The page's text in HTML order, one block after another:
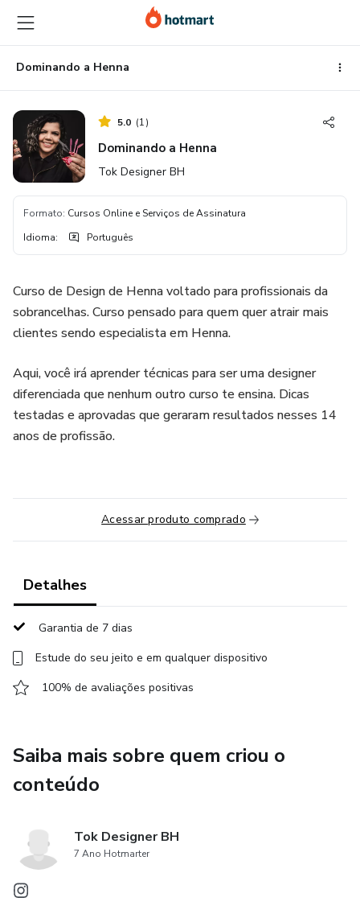
para
o
conteúdo
principal
para
o
pagamento
para
o
rodapé
Dominando a Henna
5.0 (1)
Dominando a Henna
Tok Designer BH
Formato: Cursos Online e Serviços de Assinatura
Idioma: Português
Curso de Design de Henna voltado para profissionais da
sobrancelhas. Curso pensado para quem quer atrair mais
clientes sendo especialista em Henna.
Aqui, você irá aprender técnicas para ser uma designer
diferenciada que nenhum outro curso te ensina. Dicas
testadas e aprovadas que geraram resultados nesses 14
anos de profissão.
Acessar produto comprado
Detalhes
Garantia de 7 dias
Estude do seu jeito e em qualquer dispositivo
100% de avaliações positivas
Saiba mais sobre quem criou o
conteúdo
Tok Designer BH
7 Ano Hotmarter